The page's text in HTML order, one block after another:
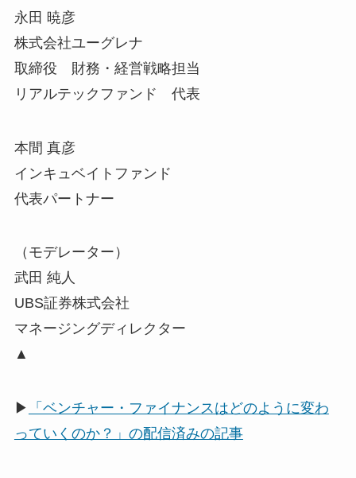
永田 暁彦
株式会社ユーグレナ
取締役 財務・経営戦略担当
リアルテックファンド 代表
本間 真彦
インキュベイトファンド
代表パートナー
（モデレーター）
武田 純人
UBS証券株式会社
マネージングディレクター
▲
▶
「ベンチャー・ファイナンスはどのように変わ
っていくのか？」の配信済みの記事